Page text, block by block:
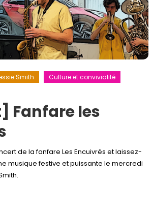
Smith
Culture et convivialité
Fanfare les
de la fanfare Les Encuivrés et laissez-
musique festive et puissante le mercredi